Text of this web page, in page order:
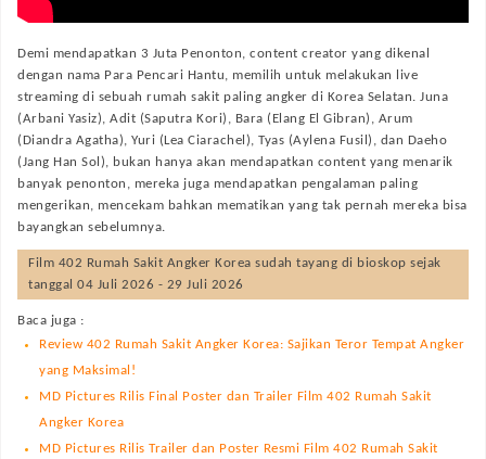
Demi mendapatkan 3 Juta Penonton, content creator yang dikenal
dengan nama Para Pencari Hantu, memilih untuk melakukan live
streaming di sebuah rumah sakit paling angker di Korea Selatan. Juna
(Arbani Yasiz), Adit (Saputra Kori), Bara (Elang El Gibran), Arum
(Diandra Agatha), Yuri (Lea Ciarachel), Tyas (Aylena Fusil), dan Daeho
(Jang Han Sol), bukan hanya akan mendapatkan content yang menarik
banyak penonton, mereka juga mendapatkan pengalaman paling
mengerikan, mencekam bahkan mematikan yang tak pernah mereka bisa
bayangkan sebelumnya.
Film 402 Rumah Sakit Angker Korea sudah tayang di bioskop sejak
tanggal 04 Juli 2026 - 29 Juli 2026
Baca juga :
Review 402 Rumah Sakit Angker Korea: Sajikan Teror Tempat Angker
yang Maksimal!
MD Pictures Rilis Final Poster dan Trailer Film 402 Rumah Sakit
Angker Korea
MD Pictures Rilis Trailer dan Poster Resmi Film 402 Rumah Sakit